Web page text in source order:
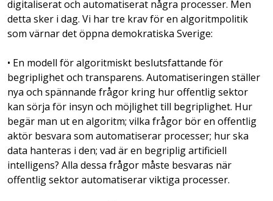
digitaliserat och automatiserat några processer. Men
detta sker i dag. Vi har tre krav för en algoritmpolitik
som värnar det öppna demokratiska Sverige:
• En modell för algoritmiskt beslutsfattande för
begriplighet och transparens. Automatiseringen ställer
nya och spännande frågor kring hur offentlig sektor
kan sörja för insyn och möjlighet till begriplighet. Hur
begär man ut en algoritm; vilka frågor bör en offentlig
aktör besvara som automatiserar processer; hur ska
data hanteras i den; vad är en begriplig artificiell
intelligens? Alla dessa frågor måste besvaras när
offentlig sektor automatiserar viktiga processer.